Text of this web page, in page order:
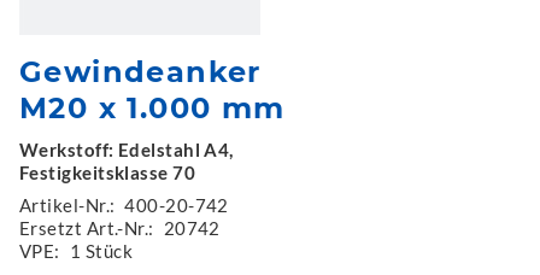
Gewindeanker
M20 x 1.000 mm
Werkstoff: Edelstahl A4,
Festigkeitsklasse 70
Artikel-Nr.: 400-20-742
Ersetzt Art.-Nr.:
20742
VPE:
1 Stück